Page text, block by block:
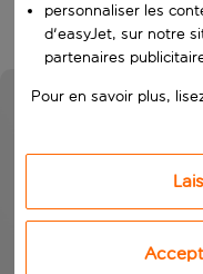
personnaliser les
d'easyJet, sur notre
partenaires
Pour en savoir plus,